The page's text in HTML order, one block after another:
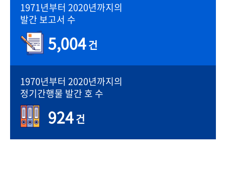
1971년부터 2020년까지의
발간 보고서 수
5,004건
1970년부터 2020년까지의
정기간행물 발간 호 수
924건